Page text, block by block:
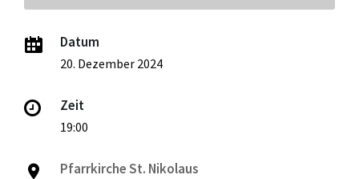
Datum
20. Dezember 2024
Zeit
19:00
Pfarrkirche St. Nikolaus